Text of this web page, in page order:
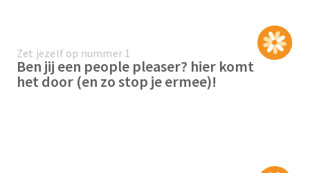
Zet jezelf op nummer 1
Ben jij een people pleaser? hier komt
het door (en zo stop je ermee)!